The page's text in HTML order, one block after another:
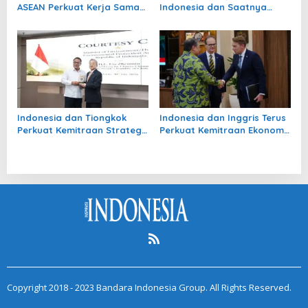
ASEAN Perkuat Kerja Sama
Tantangan Global
Indonesia dan Saatnya
Indonesia dan Tiongkok
Perkuat Kemitraan Strategis
Indonesia dan Inggris Terus
Perkuat Kemitraan Ekonomi
Copyright 2018 - 2023 Bandara Indonesia Group. All Rights Reserved.